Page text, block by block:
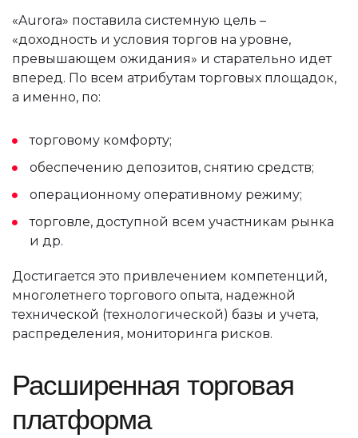
«Aurora» поставила системную цель –
«доходность и условия торгов на уровне,
превышающем ожидания» и старательно идет
вперед. По всем атрибутам торговых площадок,
а именно, по:
торговому комфорту;
обеспечению депозитов, снятию средств;
операционному оперативному режиму;
торговле, доступной всем участникам рынка
и др.
Достигается это привлечением компетенций,
многолетнего торгового опыта, надежной
технической (технологической) базы и учета,
распределения, мониторинга рисков.
Расширенная торговая
платформа